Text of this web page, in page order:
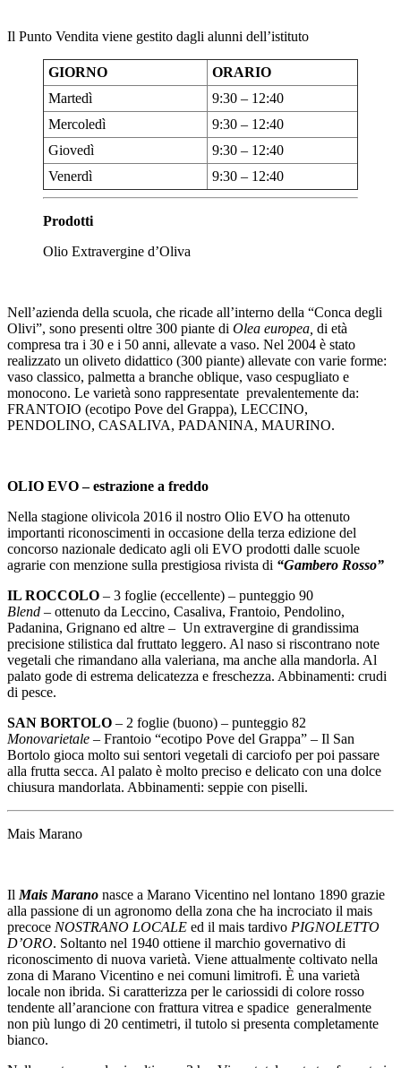
Il Punto Vendita viene gestito dagli alunni dell’istituto
GIORNO
ORARIO
Martedì
9:30 – 12:40
Mercoledì
9:30 – 12:40
Giovedì
9:30 – 12:40
Venerdì
9:30 – 12:40
Prodotti
Olio Extravergine d’Oliva
Nell’azienda della scuola, che ricade all’interno della “Conca degli
Olivi”, sono presenti oltre 300 piante di Olea europea, di età
compresa tra i 30 e i 50 anni, allevate a vaso. Nel 2004 è stato
realizzato un oliveto didattico (300 piante) allevate con varie forme:
vaso classico, palmetta a branche oblique, vaso cespugliato e
monocono. Le varietà sono rappresentate prevalentemente da:
FRANTOIO (ecotipo Pove del Grappa), LECCINO,
PENDOLINO, CASALIVA, PADANINA, MAURINO.
OLIO EVO – estrazione a freddo
Nella stagione olivicola 2016 il nostro Olio EVO ha ottenuto
importanti riconoscimenti in occasione della terza edizione del
concorso nazionale dedicato agli oli EVO prodotti dalle scuole
agrarie con menzione sulla prestigiosa rivista di “Gambero Rosso”
IL ROCCOLO – 3 foglie (eccellente) – punteggio 90
Blend – ottenuto da Leccino, Casaliva, Frantoio, Pendolino,
Padanina, Grignano ed altre – Un extravergine di grandissima
precisione stilistica dal fruttato leggero. Al naso si riscontrano note
vegetali che rimandano alla valeriana, ma anche alla mandorla. Al
palato gode di estrema delicatezza e freschezza. Abbinamenti: crudi
di pesce.
SAN BORTOLO – 2 foglie (buono) – punteggio 82
Monovarietale – Frantoio “ecotipo Pove del Grappa” – Il San
Bortolo gioca molto sui sentori vegetali di carciofo per poi passare
alla frutta secca. Al palato è molto preciso e delicato con una dolce
chiusura mandorlata. Abbinamenti: seppie con piselli.
Mais Marano
Il Mais Marano nasce a Marano Vicentino nel lontano 1890 grazie
alla passione di un agronomo della zona che ha incrociato il mais
precoce NOSTRANO LOCALE ed il mais tardivo PIGNOLETTO
D’ORO. Soltanto nel 1940 ottiene il marchio governativo di
riconoscimento di nuova varietà. Viene attualmente coltivato nella
zona di Marano Vicentino e nei comuni limitrofi. È una varietà
locale non ibrida. Si caratterizza per le cariossidi di colore rosso
tendente all’arancione con frattura vitrea e spadice generalmente
non più lungo di 20 centimetri, il tutolo si presenta completamente
bianco.